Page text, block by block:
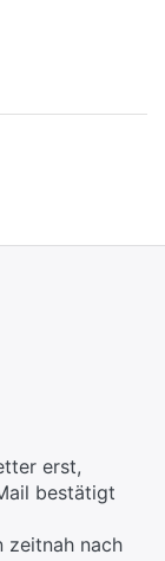
erst,
bestätigt
zeitnah nach